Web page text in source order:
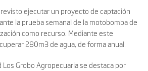
ejecutar un proyecto de captación
la prueba semanal de la motobomba de
como recurso. Mediante este
280m3 de agua, de forma anual.
Los Grobo Agropecuaria se destaca por